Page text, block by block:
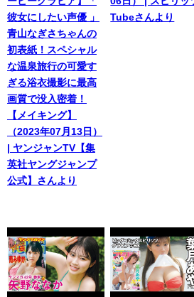
彼女にしたい声優 」
青山なぎさちゃんの
初表紙！スペシャル
な温泉旅行の可愛す
ぎる浴衣撮影に最高
画質で没入密着！
【メイキング】
（2023年07月13日）
| ヤンジャンTV【集
英社ヤングジャンプ
公式】さんより
Tubeさんより